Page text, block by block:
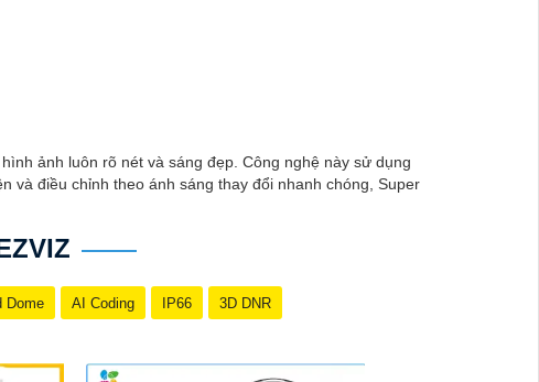
ảnh luôn rõ nét và sáng đẹp. Công nghệ này sử dụng
và điều chỉnh theo ánh sáng thay đổi nhanh chóng, Super
Dome AI Coding IP66 3D DNR